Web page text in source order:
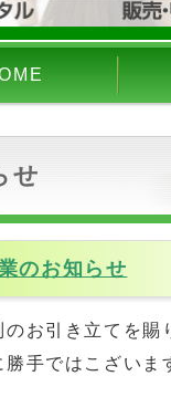
せ
のお知らせ
お引き立てを賜
勝手ではこざいま